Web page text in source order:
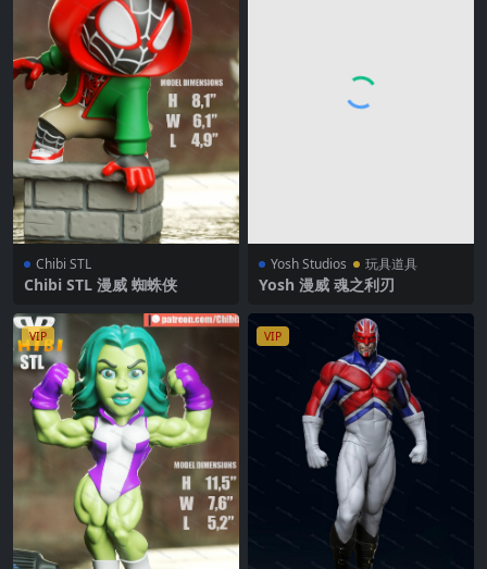
Chibi STL
Chibi STL 漫威 蜘蛛侠
Yosh Studios 玩具道具
Yosh ‌漫威 魂之利刃‌
VIP VIP